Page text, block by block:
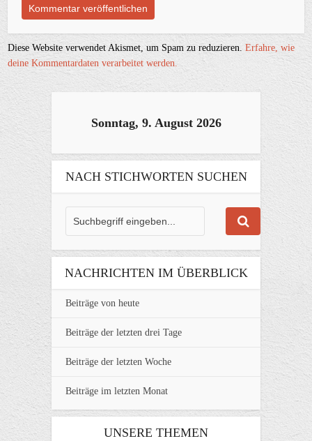
Diese Website verwendet Akismet, um Spam zu reduzieren.Erfahre, wie
deine Kommentardaten verarbeitet werden.
Sonntag, 9. August 2026
NACH STICHWORTEN SUCHEN
NACHRICHTEN IM ÜBERBLICK
Beiträge von heute
Beiträge der letzten drei Tage
Beiträge der letzten Woche
Beiträge im letzten Monat
UNSERE THEMEN